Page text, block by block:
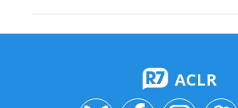
ACLR